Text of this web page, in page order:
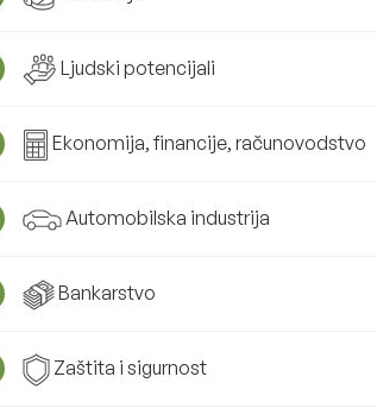
Ljudski potencijali
Ekonomija, financije, računovodstvo
Automobilska industrija
Bankarstvo
Zaštita i sigurnost